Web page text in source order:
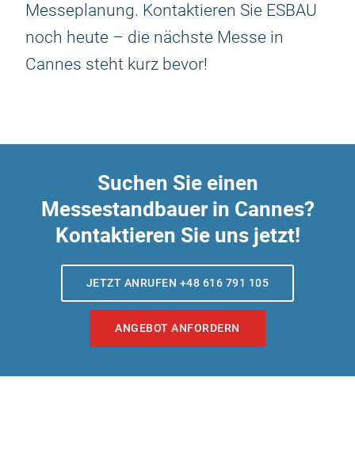
Messeplanung. Kontaktieren Sie ESBAU
noch heute – die nächste Messe in
Cannes steht kurz bevor!
Suchen Sie einen
Messestandbauer in Cannes?
Kontaktieren Sie uns jetzt!
JETZT ANRUFEN +48 616 791 105
ANGEBOT ANFORDERN